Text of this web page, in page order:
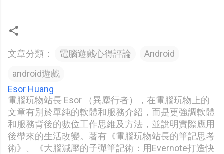
文章分類： 電腦遊戲心得評論
Android
android遊戲
Esor Huang
電腦玩物站長 Esor （異塵行者），在電腦玩物上的
文章有別於單純的軟體和服務介紹，而是更強調軟體
和服務背後的數位工作思維及方法，並說明實際應用
後帶來的生活改變。著有《電腦玩物站長的筆記思考
術》、《大腦減壓的子彈筆記術：用Evernote打造快